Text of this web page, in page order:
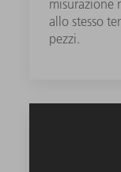
misurazione
allo stesso
pezzi.